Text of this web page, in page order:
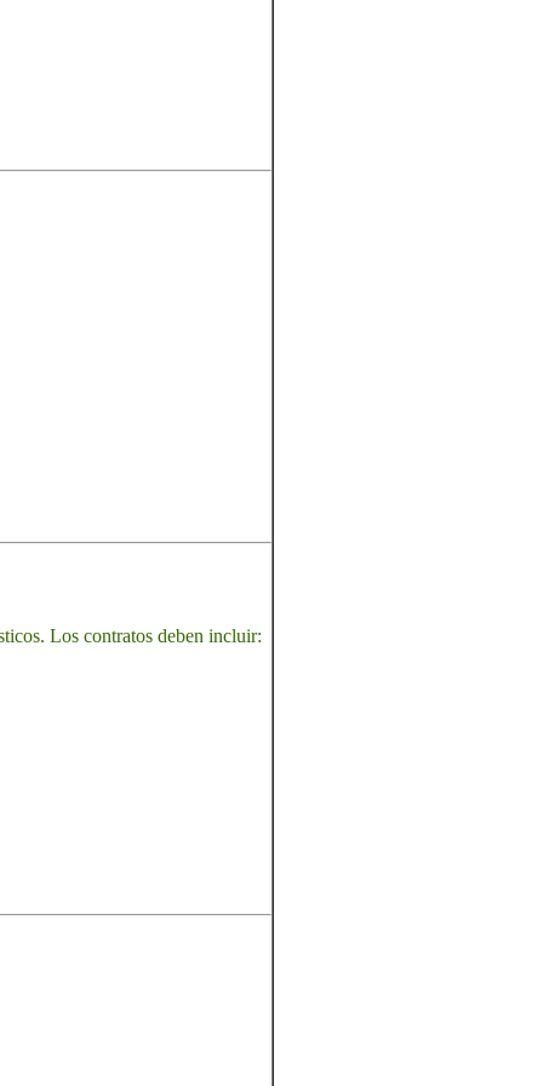
Los contratos deben incluir: